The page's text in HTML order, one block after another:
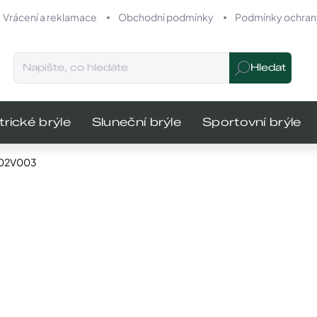
Vrácení a reklamace Obchodní podmínky Podmínky
Hledat
brýle Sluneční brýle Sportovní brýle